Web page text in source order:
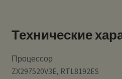
Технические
Процессор
ZX297520V3E, RTL8192ES